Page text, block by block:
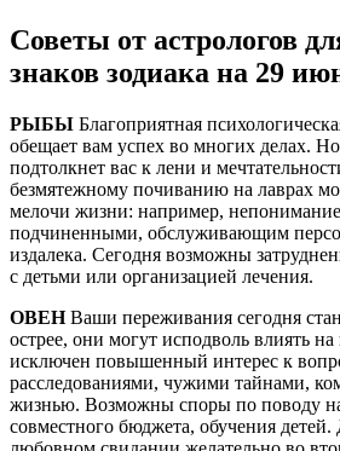
Советы от астрологов
знаков зодиака на 29
РЫБЫ Благоприятная
обещает вам успех во многих делах.
подтолкнет вас к лени и
безмятежному почиванию на лаврах
мелочи жизни: например, непонимание
подчиненными, обслуживающим
издалека. Сегодня возможны
с детьми или организацией лечения.
ОВЕНВаши переживания сегодня
острее, они могут исподволь влиять
исключен повышенный интерес к
расследованиями, чужими тайнами,
жизнью. Возможны споры по поводу
совместного бюджета, обучения детей.